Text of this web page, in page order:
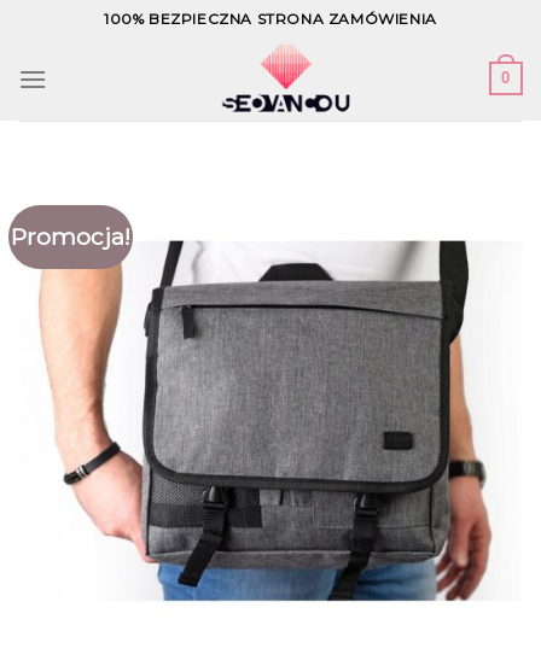
content
100% BEZPIECZNA STRONA ZAMÓWIENIA
0
Promocja!